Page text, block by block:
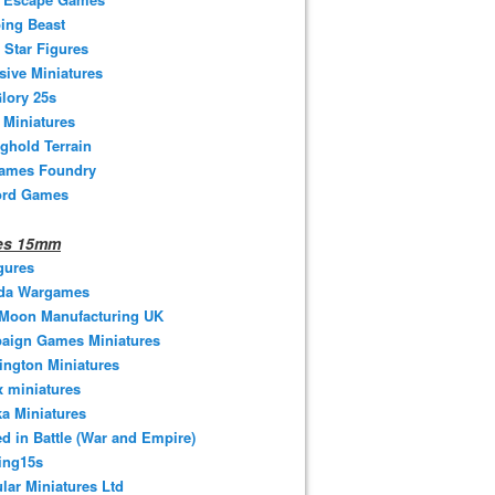
Beast
Star Figures
Miniatures
25s
Terrain
Foundry
Games
15mm
Wargames
Manufacturing UK
Games Miniatures
Miniatures
miniatures
Miniatures
in Battle (War and Empire)
Miniatures Ltd